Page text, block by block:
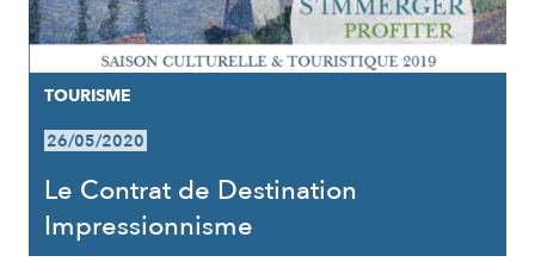
TOURISME
26/05/2020
Le Contrat de Destination
Impressionnisme